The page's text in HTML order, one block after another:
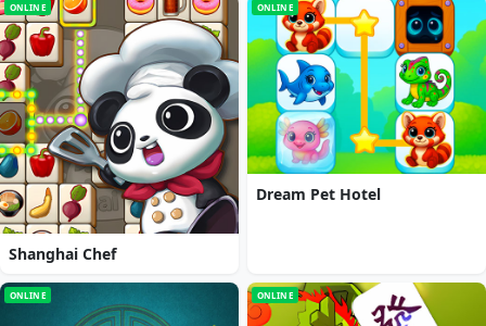
ONLINE
Shanghai Chef
ONLINE
Dream Pet Hotel
ONLINE ONLINE